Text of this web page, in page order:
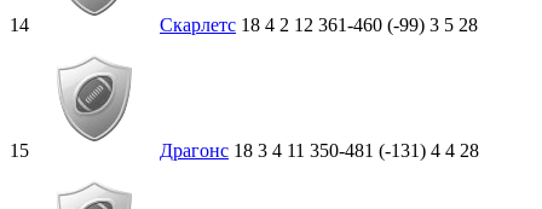
14 Скарлетс 18 4 2 12 361-460 (-99) 3 5 28
15 Драгонс 18 3 4 11 350-481 (-131) 4 4 28